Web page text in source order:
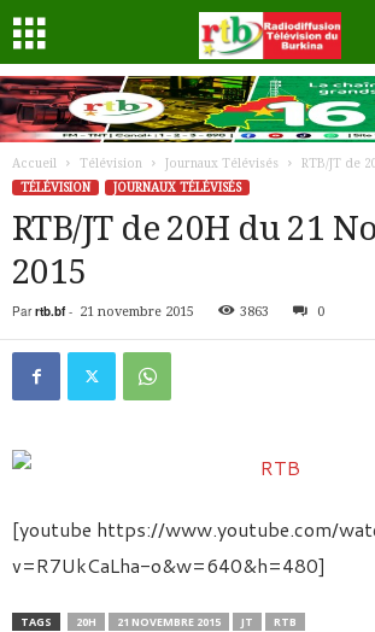
Accueil Télévision Journaux Télévisés
RTB/JT de
TÉLÉVISION
JOURNAUX TÉLÉVISÉS
RTB/JT de 20H du 21
2015
Par rtb.bf- 21 novembre 2015 3863 0
[youtube https://www.youtube.com/
v=R7UkCaLha-o&w=640&h=480]
TAGS 20H 21 NOVEMBRE 2015 JT RTB